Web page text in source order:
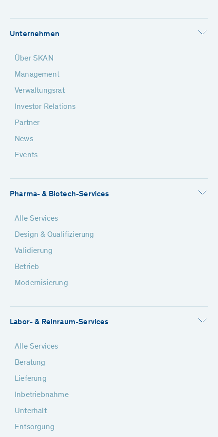
Unternehmen
Über SKAN
Management
Verwaltungsrat
Investor Relations
Partner
News
Events
Pharma- & Biotech-Services
Alle Services
Design & Qualifizierung
Validierung
Betrieb
Modernisierung
Labor- & Reinraum-Services
Alle Services
Beratung
Lieferung
Inbetriebnahme
Unterhalt
Entsorgung